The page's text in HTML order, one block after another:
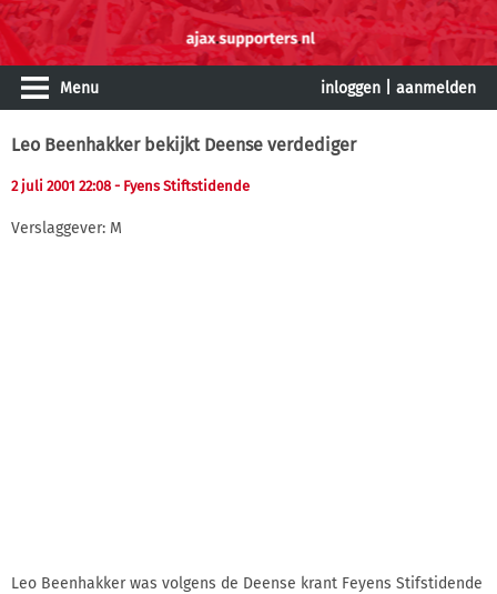
Menu inloggen aanmelden
Leo Beenhakker bekijkt Deense verdediger
2 juli 2001 22:08 - Fyens Stiftstidende
Verslaggever: M
Leo Beenhakker was volgens de Deense krant Feyens Stifstidende